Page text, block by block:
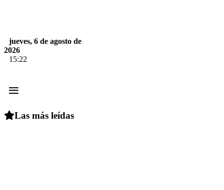
jueves, 6 de agosto de
2026
15:22
≡
Las más leídas